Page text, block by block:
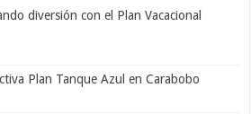
diversión con el Plan Vacacional
Plan Tanque Azul en Carabobo